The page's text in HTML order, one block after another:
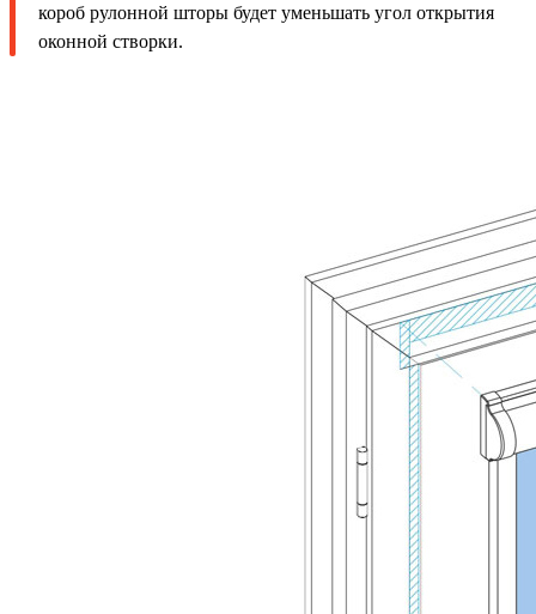
короб рулонной шторы будет уменьшать угол открытия
оконной створки.